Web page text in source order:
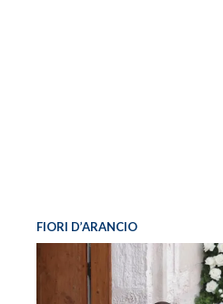
FIORI D’ARANCIO